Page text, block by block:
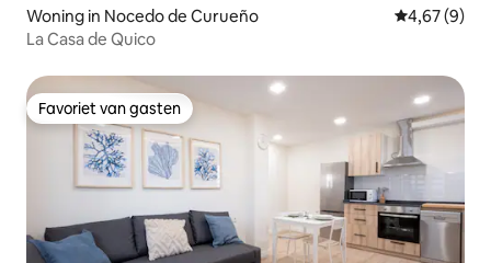
Woning in Nocedo de Curueño Gemiddelde
4,67 (9)
La Casa de Quico
Favoriet van gasten
Favoriet van gasten